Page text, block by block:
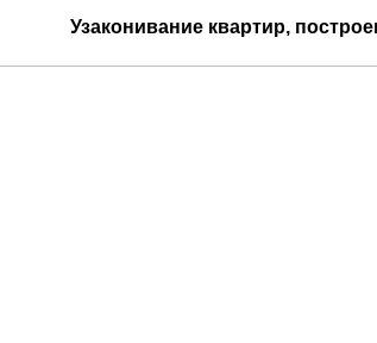
Узаконивание квартир,